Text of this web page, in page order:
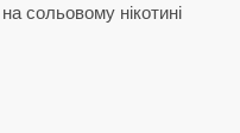
сольовому нікотині